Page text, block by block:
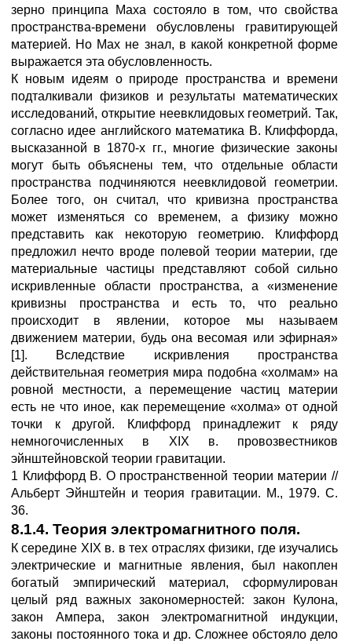
зерно принципа Маха состояло в том, что свойства
пространства-времени обусловлены гравитирующей
материей. Но Мах не знал, в какой конкретной форме
выражается эта обусловленность.
К новым идеям о природе пространства и времени
подталкивали физиков и результаты математических
исследований, открытие неевклидовых геометрий. Так,
согласно идее английского математика В. Клиффорда,
высказанной в 1870-х гг., многие физические законы
могут быть объяснены тем, что отдельные области
пространства подчиняются неевклидовой геометрии.
Более того, он считал, что кривизна пространства
может изменяться со временем, а физику можно
представить как некоторую геометрию. Клиффорд
предложил нечто вроде полевой теории материи, где
материальные частицы представляют собой сильно
искривленные области пространства, а «изменение
кривизны пространства и есть то, что реально
происходит в явлении, которое мы называем
движением материи, будь она весомая или эфирная»
[1]. Вследствие искривления пространства
действительная геометрия мира подобна «холмам» на
ровной местности, а перемещение частиц материи
есть не что иное, как перемещение «холма» от одной
точки к другой. Клиффорд принадлежит к ряду
немногочисленных в XIX в. провозвестников
эйнштейновской теории гравитации.
1 Клиффорд В. О пространственной теории материи //
Альберт Эйнштейн и теория гравитации. М., 1979. С.
36.
8.1.4. Теория электромагнитного поля.
К середине XIX в. в тех отраслях физики, где изучались
электрические и магнитные явления, был накоплен
богатый эмпирический материал, сформулирован
целый ряд важных закономерностей: закон Кулона,
закон Ампера, закон электромагнитной индукции,
законы постоянного тока и др. Сложнее обстояло дело